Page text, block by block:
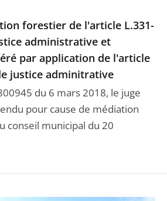
forestier de l'article L.331-
administrative et
par application de l'article
justice adminitrative
du 6 mars 2018, le juge
pour cause de médiation
conseil municipal du 20